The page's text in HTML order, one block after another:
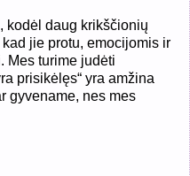
kodėl daug krikščionių
jie protu, emocijomis ir
Mes turime judėti
prisikėlęs“ yra amžina
gyvename, nes mes